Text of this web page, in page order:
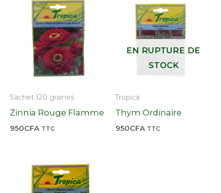
Sachet 120 graines
Zinnia Rouge Flamme
950CFA TTC
EN RUPTURE DE
STOCK
Tropica
Thym Ordinaire
950CFA TTC